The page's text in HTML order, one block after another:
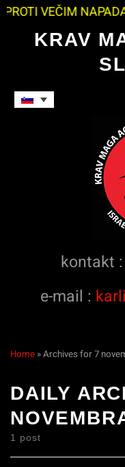
VEČIM
KRAV
INSTRUCTORS
kontakt :
e-mail :
Home »Archives for 7
DAILY
1 post